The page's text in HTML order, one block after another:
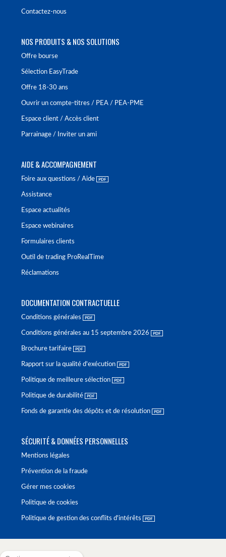
Contactez-nous
NOS PRODUITS & NOS SOLUTIONS
Offre bourse
Sélection EasyTrade
Offre 18-30 ans
Ouvrir un compte-titres / PEA / PEA-PME
Espace client / Accès client
Parrainage / Inviter un ami
AIDE & ACCOMPAGNEMENT
Foire aux questions / Aide
Assistance
Espace actualités
Espace webinaires
Formulaires clients
Outil de trading ProRealTime
Réclamations
DOCUMENTATION CONTRACTUELLE
Conditions générales
Conditions générales au 15 septembre 2026
Brochure tarifaire
Rapport sur la qualité d'exécution
Politique de meilleure sélection
Politique de durabilité
Fonds de garantie des dépôts et de résolution
SÉCURITÉ & DONNÉES PERSONNELLES
Mentions légales
Prévention de la fraude
Gérer mes cookies
Politique de cookies
Politique de gestion des conflits d'intérêts